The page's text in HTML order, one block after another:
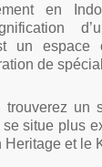
en
un
de
trouverez un
situe plus
Heritage et le